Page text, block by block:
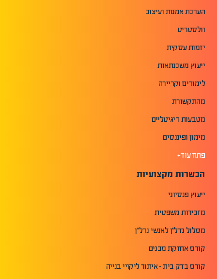
הערכת אמנות ועיצוב
וולסטריט
יזמות עסקית
ייעוץ משכנתאות
לימודים וקריירה
מהתקשורת
מטבעות דיגיטליים
מימון ופיננסים
פתח עוד+
הכשרות מקצועיות
ייעוץ פנסיוני
מזכירות משפטית
מסלול נדל"ן לאנשי נדל"ן
קורס אחזקת מבנים
קורס בדק בית - איתור ליקויי בנייה